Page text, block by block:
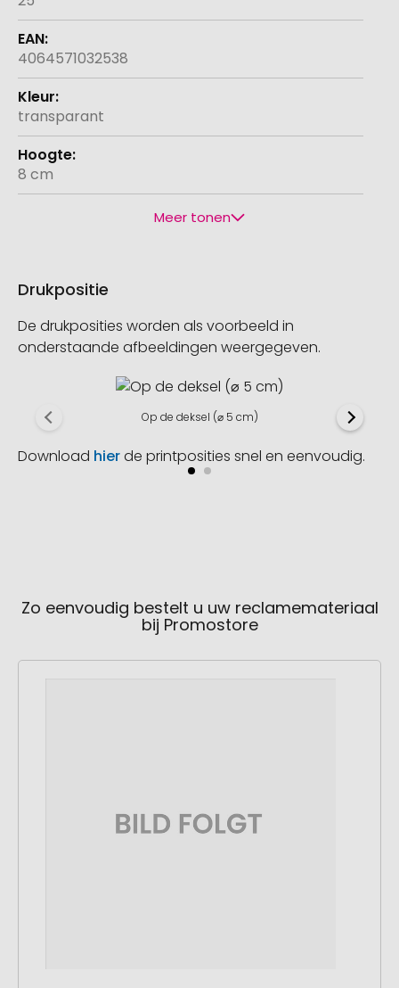
4064571032538
transparant
8 cm
Meer tonen
Drukpositie
De drukposities worden als voorbeeld in
onderstaande afbeeldingen weergegeven.
Op de deksel (⌀ 5 cm)
Download hierde printposities snel en eenvoudig.
Zo eenvoudig bestelt u uw reclamemateriaal
bij Promostore